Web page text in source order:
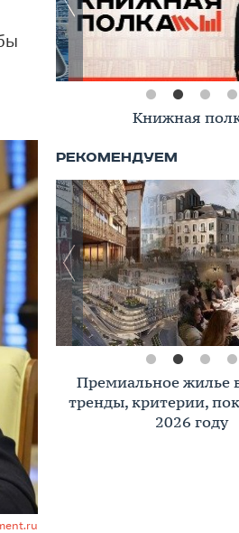
Книжная
Премиальное жилье
тренды, критерии,
2026 году